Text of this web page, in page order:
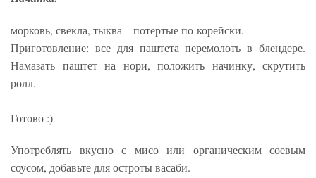
морковь, свекла, тыква – потертые по-корейски.
Приготовление: все для паштета перемолоть в блендере.
Намазать паштет на нори, положить начинку, скрутить
ролл.
Готово :)
Употреблять вкусно с мисо или органическим соевым
соусом, добавьте для остроты васаби.